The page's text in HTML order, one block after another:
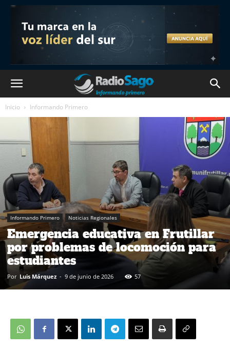
Inicio Informando Primero
Informando Primero Noticias Regionales
Emergencia educativa en Frutillar
por problemas de locomoción para
estudiantes
Por Luis Márquez - 9 de junio de 2026 57